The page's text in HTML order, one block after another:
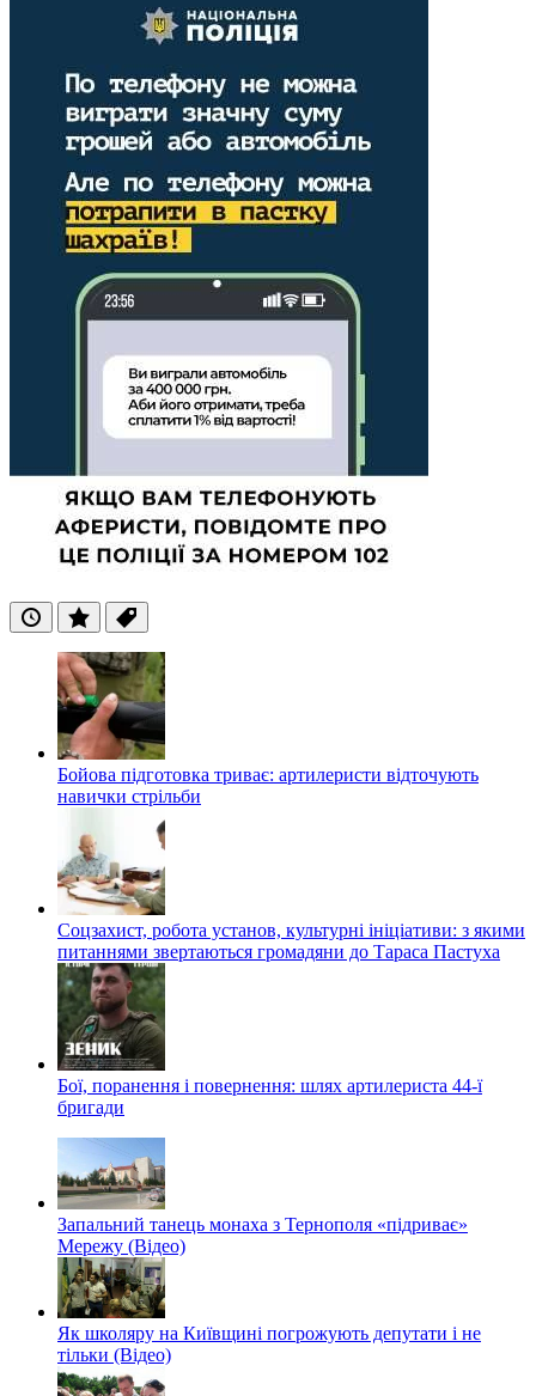
ОстанніПопулярні
Теги
Бойова підготовка триває: артилеристи відточують
навички стрільби
Соцзахист, робота установ, культурні ініціативи: з якими
питаннями звертаються громадяни до Тараса Пастуха
Бої, поранення і повернення: шлях артилериста 44-ї
бригади
Запальний танець монаха з Тернополя «підриває»
Мережу (Відео)
Як школяру на Київщині погрожують депутати і не
тільки (Відео)